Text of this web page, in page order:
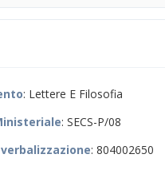
: Lettere E Filosofia
: SECS-P/08
: 804002650